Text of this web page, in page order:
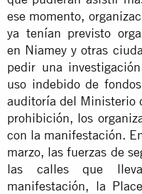
ese momento,
ya tenían previsto
en Niamey y otras
pedir una
uso indebido de
auditoría del Ministerio
prohibición, los
con la manifestación.
marzo, las fuerzas de
las calles que
manifestación, la